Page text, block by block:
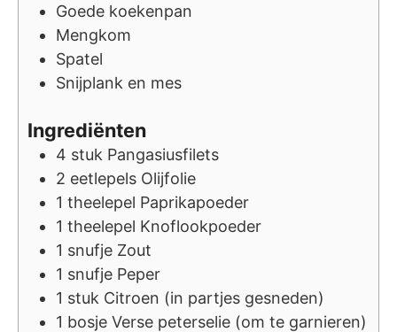
Goede koekenpan
Mengkom
Spatel
Snijplank en mes
Ingrediënten
4 stuk Pangasiusfilets
2 eetlepels Olijfolie
1 theelepel Paprikapoeder
1 theelepel Knoflookpoeder
1 snufje Zout
1 snufje Peper
1 stuk Citroen (in partjes gesneden)
1 bosje Verse peterselie (om te garnieren)